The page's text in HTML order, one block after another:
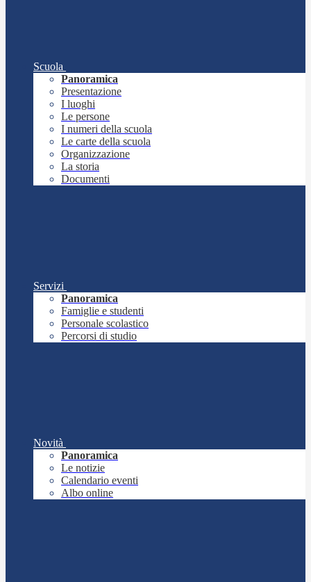
Scuola
Panoramica
Presentazione
I luoghi
Le persone
I numeri della scuola
Le carte della scuola
Organizzazione
La storia
Documenti
Servizi
Panoramica
Famiglie e studenti
Personale scolastico
Percorsi di studio
Novità
Panoramica
Le notizie
Calendario eventi
Albo online